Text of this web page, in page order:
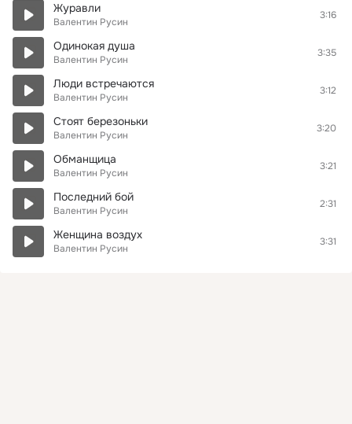
Журавли
Валентин Русин
3:16
Одинокая душа
Валентин Русин
3:35
Люди встречаются
Валентин Русин
3:12
Стоят березоньки
Валентин Русин
3:20
Обманщица
Валентин Русин
3:21
Последний бой
Валентин Русин
2:31
Женщина воздух
Валентин Русин
3:31